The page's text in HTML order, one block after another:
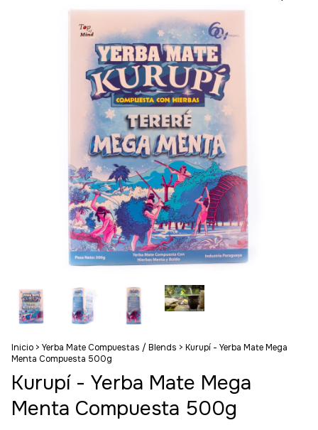
Inicio > Yerba Mate Compuestas / Blends > Kurupí - Yerba Mate Mega
Menta Compuesta 500g
Kurupí - Yerba Mate Mega
Menta Compuesta 500g